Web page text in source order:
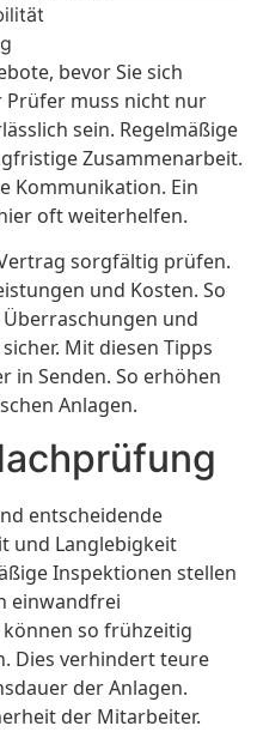
bevor Sie sich
Prüfer muss nicht nur
sein. Regelmäßige
Zusammenarbeit.
Kommunikation. Ein
oft weiterhelfen.
sorgfältig prüfen.
und Kosten. So
und
Mit diesen Tipps
in Senden. So erhöhen
Anlagen.
entscheidende
und Langlebigkeit
Inspektionen stellen
einwandfrei
so frühzeitig
Dies verhindert teure
der Anlagen.
der Mitarbeiter.